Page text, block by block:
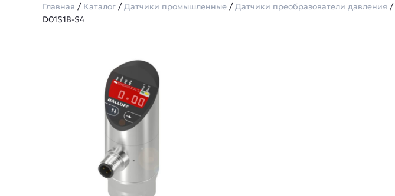
Главная / Каталог /Датчики промышленные /Датчики преобразователи давления /
D01S1B-S4